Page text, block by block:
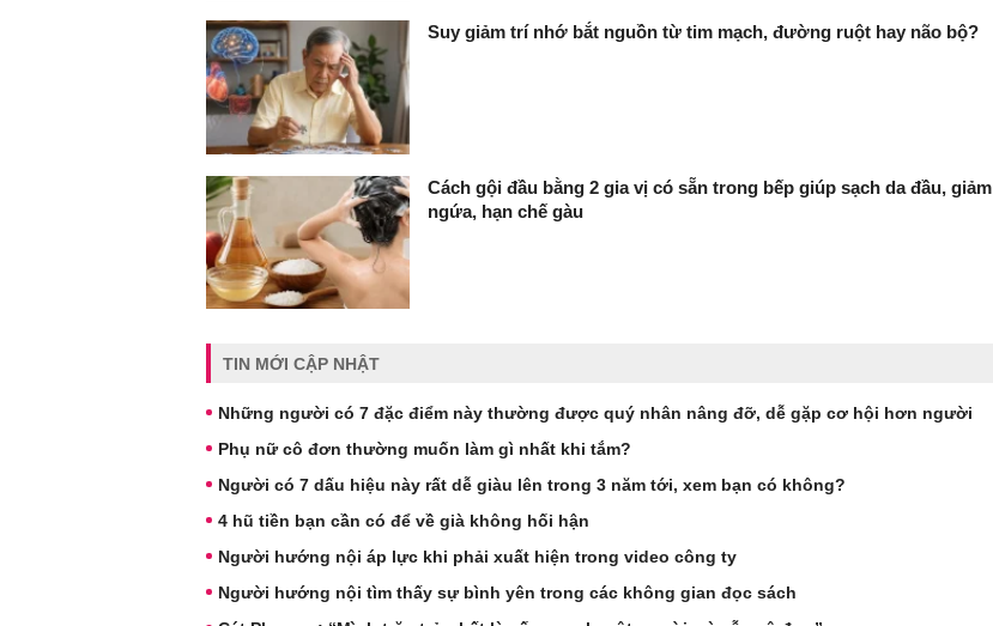
Suy giảm trí nhớ bắt nguồn từ tim mạch, đường ruột hay não bộ?
Cách gội đầu bằng 2 gia vị có sẵn trong bếp giúp sạch da đầu, giảm
ngứa, hạn chế gàu
TIN MỚI CẬP NHẬT
Những người có 7 đặc điểm này thường được quý nhân nâng đỡ, dễ gặp cơ hội hơn người
Phụ nữ cô đơn thường muốn làm gì nhất khi tắm?
Người có 7 dấu hiệu này rất dễ giàu lên trong 3 năm tới, xem bạn có không?
4 hũ tiền bạn cần có để về già không hối hận
Người hướng nội áp lực khi phải xuất hiện trong video công ty
Người hướng nội tìm thấy sự bình yên trong các không gian đọc sách